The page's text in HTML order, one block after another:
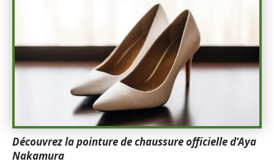
Découvrez la pointure de chaussure officielle d’Aya
Nakamura